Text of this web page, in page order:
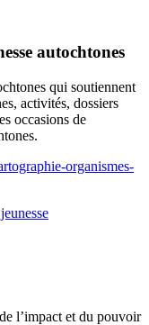
autochtones
qui soutiennent
activités, dossiers
occasions de
organismes-
l’impact et du pouvoir